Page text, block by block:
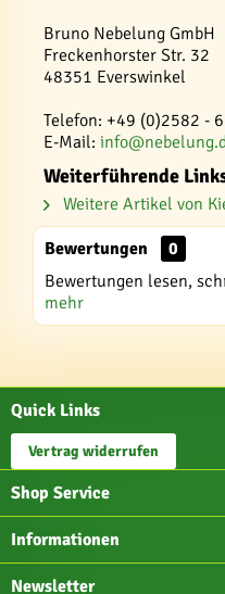
Bruno Nebelung GmbH
Freckenhorster Str. 32
48351 Everswinkel
Telefon: +49 (0)2582 -
E-Mail:
Weiterführende
Weitere Artikel von
Bewertungen
0
Bewertungen lesen,
mehr
Quick Links
Vertrag widerrufen
Shop Service
Informationen
Newsletter